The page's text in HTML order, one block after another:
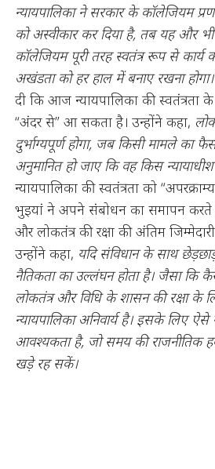
न्यायपालिका ने सरकार के कॉलेजियम
को अस्वीकार कर दिया है, तब यह और
कॉलेजियम पूरी तरह स्वतंत्र रूप से कार्य
अखंडता को हर हाल में बनाए रखना
दी कि आज न्यायपालिका की स्वतंत्रता
“अंदर से” आ सकता है। उन्होंने कहा,
दुर्भाग्यपूर्ण होगा, जब किसी मामले का
अनुमानित हो जाए कि वह किस
न्यायपालिका की स्वतंत्रता को
भुइयां ने अपने संबोधन का समापन करते
और लोकतंत्र की रक्षा की अंतिम
उन्होंने कहा, यदि संविधान के साथ
नैतिकता का उल्लंघन होता है। जैसा कि
लोकतंत्र और विधि के शासन की रक्षा के
न्यायपालिका अनिवार्य है। इसके लिए ऐसे
आवश्यकता है, जो समय की राजनीतिक
खड़े रह सकें।